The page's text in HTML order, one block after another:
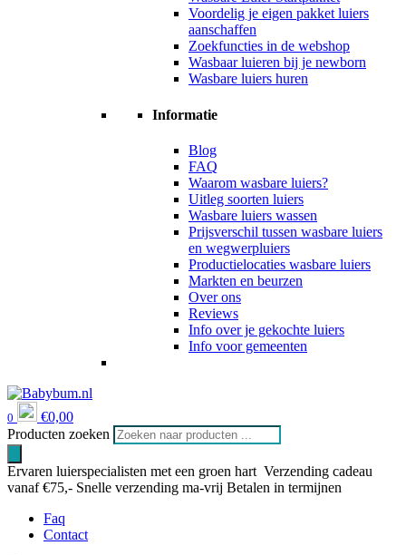
Voordelig je eigen pakket luiers
aanschaffen
Zoekfuncties in de webshop
Wasbaar luieren bij je newborn
Wasbare luiers huren
Informatie
Blog
FAQ
Waarom wasbare luiers?
Uitleg soorten luiers
Wasbare luiers wassen
Prijsverschil tussen wasbare luiers
en wegwerpluiers
Productielocaties wasbare luiers
Markten en beurzen
Over ons
Reviews
Info over je gekochte luiers
Info voor gemeenten
0 €0,00
Producten zoeken
Ervaren luierspecialisten met een groen hart Verzending cadeau
vanaf €75,- Snelle verzending ma-vrij Betalen in termijnen
Faq
Contact